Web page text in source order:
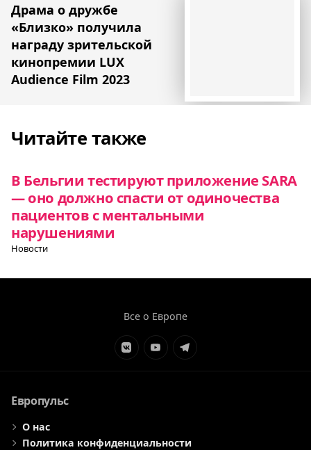
Драма о дружбе
«Близко» получила
награду зрительской
кинопремии LUX
Audience Film 2023
Читайте также
В Бельгии тестируют приложение SARA
— оно должно спасти от одиночества
пациентов с ментальными
нарушениями
Новости
Все о Европе
ЭлементЭлементЭлемент
Европульс
О нас
Политика конфиденциальности